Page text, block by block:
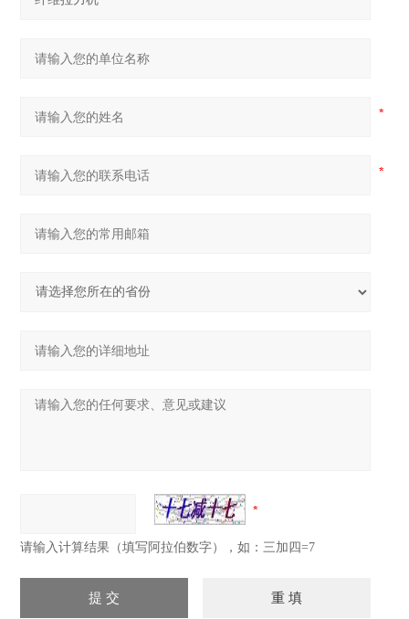
请输入计算结果（填写阿拉伯数字），如：三加四=7